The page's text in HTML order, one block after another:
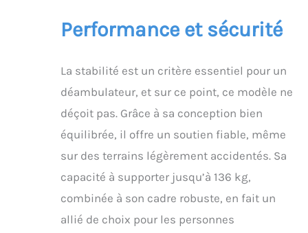
Performance et sécurité
La stabilité est un critère essentiel pour un
déambulateur, et sur ce point, ce modèle ne
déçoit pas. Grâce à sa conception bien
équilibrée, il offre un soutien fiable, même
sur des terrains légèrement accidentés. Sa
capacité à supporter jusqu’à 136 kg,
combinée à son cadre robuste, en fait un
allié de choix pour les personnes